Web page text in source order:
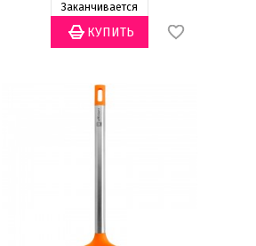
Заканчивается